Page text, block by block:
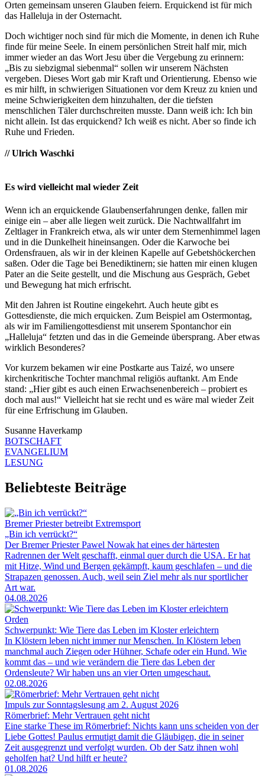
Orten gemeinsam unseren Glauben feiern. Erquickend ist für mich
das Halleluja in der Osternacht.
Doch wichtiger noch sind für mich die Momente, in denen ich Ruhe
finde für meine Seele. In einem persönlichen Streit half mir, mich
immer wieder an das Wort Jesu über die Vergebung zu erinnern:
„Bis zu siebzigmal siebenmal“ sollen wir unserem Nächsten
vergeben. Dieses Wort gab mir Kraft und Orientierung. Ebenso wie
es mir hilft, in schwierigen Situationen vor dem Kreuz zu knien und
meine Schwierigkeiten dem hinzuhalten, der die tiefsten
menschlichen Täler durchschreiten musste. Dann weiß ich: Ich bin
nicht allein. Ist das erquickend? Ich weiß es nicht. Aber so finde ich
Ruhe und Frieden.
// Ulrich Waschki
Es wird vielleicht mal wieder Zeit
Wenn ich an erquickende Glaubenserfahrungen denke, fallen mir
einige ein – aber alle liegen weit zurück. Die Nachtwallfahrt im
Zeltlager in Frankreich etwa, als wir unter dem Sternenhimmel lagen
und in die Dunkelheit hineinsangen. Oder die Karwoche bei
Ordensfrauen, als wir in der kleinen Kapelle auf Gebetshöckerchen
saßen. Oder die Tage bei Benediktinern; sie hatten mir einen klugen
Pater an die Seite gestellt, und die Mischung aus Gespräch, Gebet
und Bewegung hat mich erfrischt.
Mit den Jahren ist Routine eingekehrt. Auch heute gibt es
Gottesdienste, die mich erquicken. Zum Beispiel am Ostermontag,
als wir im Familiengottesdienst mit unserem Spontanchor ein
„Halleluja“ fetzten und das in die Gemeinde übersprang. Aber etwas
wirklich Besonderes?
Vor kurzem bekamen wir eine Postkarte aus Taizé, wo unsere
kirchenkritische Tochter manchmal religiös auftankt. Am Ende
stand: „Hier gibt es auch einen Erwachsenenbereich – probiert es
doch mal aus!“ Vielleicht hat sie recht und es wäre mal wieder Zeit
für eine Erfrischung im Glauben.
Susanne Haverkamp
BOTSCHAFT
EVANGELIUM
LESUNG
Beliebteste Beiträge
Bremer Priester betreibt Extremsport
„Bin ich verrückt?“
Der Bremer Priester Pawel Nowak hat eines der härtesten
Radrennen der Welt geschafft, einmal quer durch die USA. Er hat
mit Hitze, Wind und Bergen gekämpft, kaum geschlafen – und die
Strapazen genossen. Auch, weil sein Ziel mehr als nur sportlicher
Art war.
04.08.2026
Orden
Schwerpunkt: Wie Tiere das Leben im Kloster erleichtern
In Klöstern leben nicht immer nur Menschen. In Klöstern leben
manchmal auch Ziegen oder Hühner, Schafe oder ein Hund. Wie
kommt das – und wie verändern die Tiere das Leben der
Ordensleute? Wir haben uns an vier Orten umgeschaut.
02.08.2026
Impuls zur Sonntagslesung am 2. August 2026
Römerbrief: Mehr Vertrauen geht nicht
Eine starke These im Römerbrief: Nichts kann uns scheiden von der
Liebe Gottes! Paulus ermutigt damit die Gläubigen, die in seiner
Zeit ausgegrenzt und verfolgt wurden. Ob der Satz ihnen wohl
geholfen hat? Und hilft er heute?
01.08.2026